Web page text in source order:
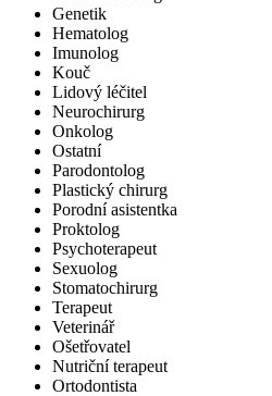
Genetik
Hematolog
Imunolog
Kouč
Lidový léčitel
Neurochirurg
Onkolog
Ostatní
Parodontolog
Plastický chirurg
Porodní asistentka
Proktolog
Psychoterapeut
Sexuolog
Stomatochirurg
Terapeut
Veterinář
Ošetřovatel
Nutriční terapeut
Ortodontista